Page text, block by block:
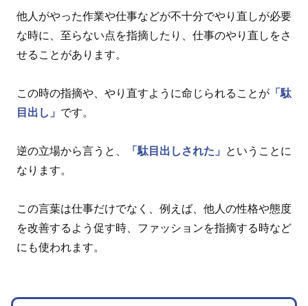
他人がやった作業や仕事などが不十分でやり直しが必要
な時に、至らない点を指摘したり、仕事のやり直しをさ
せることがあります。
この時の指摘や、やり直すように命じられることが 「駄
目出し」 です。
逆の立場から言うと、 「駄目出しされた」
ということに
なります。
この言葉は仕事だけでなく、例えば、他人の性格や態度
を改善するよう促す時、ファッションを指摘する時など
にも使われます。